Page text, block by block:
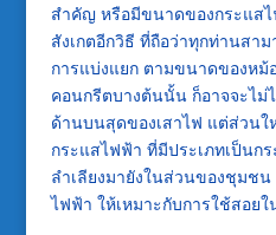
สำคัญ หรือมีขนาดของกระแสไ
สังเกตอีกวิธี ที่ถือว่าทุกท่านสา
การแบ่งแยก ตามขนาดของหม้
คอนกรีตบางต้นนั้น ก็อาจจะไม่
ด้านบนสุดของเสาไฟ แต่ส่วนใ
กระแสไฟฟ้า ที่มีประเภทเป็นก
ลำเลียงมายังในส่วนของชุมช
ไฟฟ้า ให้เหมาะกับการใช้สอย